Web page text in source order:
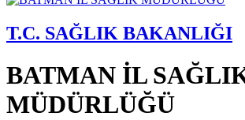
T.C. SAĞLIK BAKANLIĞI
BATMAN İL
MÜDÜRLÜĞÜ